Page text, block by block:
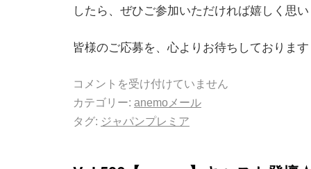
したら、ぜひご参加いただければ嬉しく思
皆様のご応募を、心よりお待ちしておりま
コメントを受け付けていません
カテゴリー: anemoメール
タグ: ジャパンプレミア